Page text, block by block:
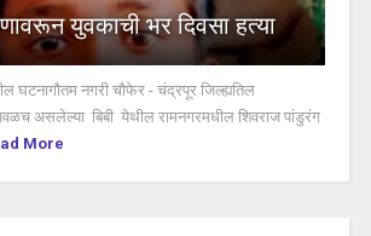
युवकाची भर दिवसा हत्या
घटनागौतम नगरी चौफेर - चंद्रपूर जिल्ह्यतिल
असलेल्या बिबी येथील रामनगरमधील शिवराज पांडुरंग
More